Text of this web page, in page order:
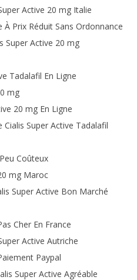
Active 20 mg Italie
À Prix Réduit Sans Ordonnance
Super Active 20 mg
Tadalafil En Ligne
mg
20 mg En Ligne
Super Active Tadalafil
Coûteux
mg Maroc
Super Active Bon Marché
Cher En France
Active Autriche
Paypal
Super Active Agréable